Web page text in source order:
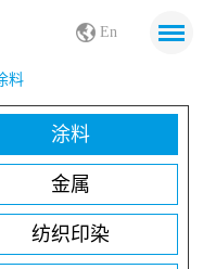
En
料
涂料
金属
纺织印染